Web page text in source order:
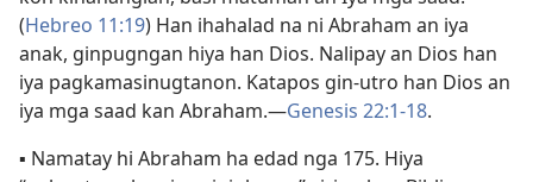
(Hebreo 11:19) Han ihahalad na ni Abraham an iya
anak, ginpugngan hiya han Dios. Nalipay an Dios han
iya pagkamasinugtanon. Katapos gin-utro han Dios an
iya mga saad kan Abraham.—Genesis 22:1-18.
▪ Namatay hi Abraham ha edad nga 175. Hiya